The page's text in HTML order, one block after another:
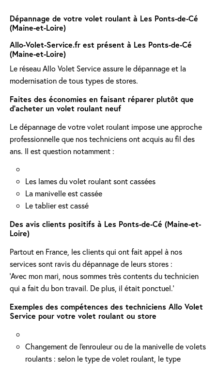
Dépannage de votre volet roulant à Les Ponts-de-Cé
(Maine-et-Loire)
Allo-Volet-Service.fr est présent à Les Ponts-de-Cé
(Maine-et-Loire)
Le réseau Allo Volet Service assure le dépannage et la
modernisation de tous types de stores.
Faites des économies en faisant réparer plutôt que
d'acheter un volet roulant neuf
Le dépannage de votre volet roulant impose une approche
professionnelle que nos techniciens ont acquis au fil des
ans. Il est question notamment :
Les lames du volet roulant sont cassées
La manivelle est cassée
Le tablier est cassé
Des avis clients positifs à Les Ponts-de-Cé (Maine-et-
Loire)
Partout en France, les clients qui ont fait appel à nos
services sont ravis du dépannage de leurs stores :
'Avec mon mari, nous sommes très contents du technicien
qui a fait du bon travail. De plus, il était ponctuel.'
Exemples des compétences des techniciens Allo Volet
Service pour votre volet roulant ou store
Changement de l'enrouleur ou de la manivelle de volets
roulants : selon le type de volet roulant, le type